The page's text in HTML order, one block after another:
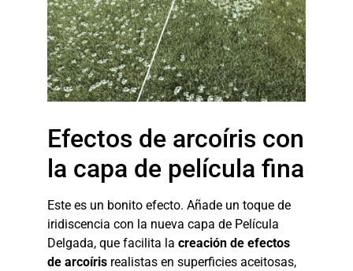
Efectos de arcoíris con
la capa de película fina
Este es un bonito efecto. Añade un toque de
iridiscencia con la nueva capa de Película
Delgada, que facilita la creación de efectos
de arcoíris realistas en superficies aceitosas,